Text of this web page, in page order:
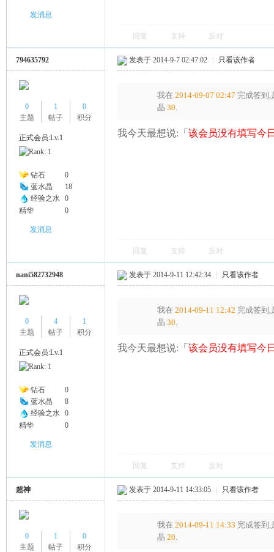
发消息
回复 支持 反对
794635792
0
主题
1
帖子
0
积分
正式会员:Lv.1
钻石
0
蓝水晶
18
经验之水 0
精华
0
发消息
发表于 2014-9-7 02:47:02 只看该作者
我在 2014-09-07 02:47 完成签到,
晶 30.
我今天最想说:「 该会员没有填写今
回复 支持 反对
nani582732948
0
主题
4
帖子
1
积分
正式会员:Lv.1
钻石
0
蓝水晶
8
经验之水 0
精华
0
发消息
发表于 2014-9-11 12:42:34 只看该作者
我在 2014-09-11 12:42 完成签到,
晶 30.
我今天最想说:「 该会员没有填写今
回复 支持 反对
超神
0
主题
1
帖子
0
积分
发表于 2014-9-11 14:33:05 只看该作者
我在 2014-09-11 14:33 完成签到,
晶 20.